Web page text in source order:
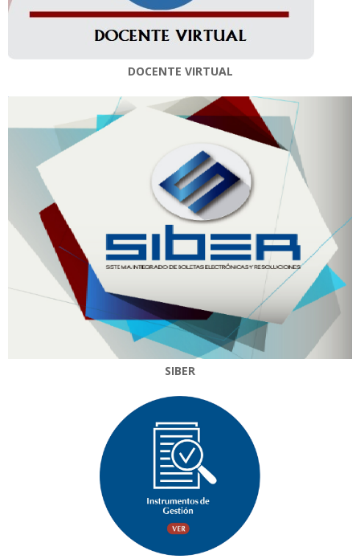
DOCENTE VIRTUAL
SIBER